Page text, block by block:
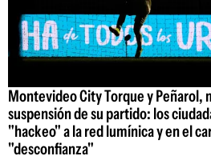
Montevideo City Torque y Peñarol,
suspensión de su partido: los
"hackeo" a la red lumínica y en el
"desconfianza"